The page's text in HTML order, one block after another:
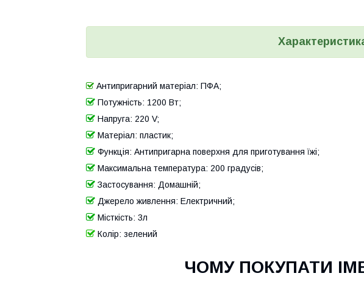
Антипригарний матеріал: ПФА;
Потужність: 1200 Вт;
Напруга: 220 V;
Матеріал: пластик;
Функція: Антипригарна поверхня для приготування їжі;
Максимальна температура: 200 градусів;
Застосування: Домашній;
Джерело живлення: Електричний;
Місткість: 3л
Колір: зелений
ЧОМУ ПОКУПАТИ